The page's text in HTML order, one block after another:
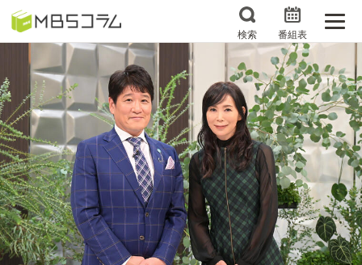
検索 番組表
番組コラムから探す
日曜日の初耳学 復習編 エンタメMBS
3分で読める！『ザ・リー
ダー』たちの泣き笑い
もう一度楽しむプレバト
サタプラ ～気になる情
報をちょこっとプラス～
所さんお届けモノです！
の気になるトコロ
推しといつまでも 月曜の蛙、大海を知る。